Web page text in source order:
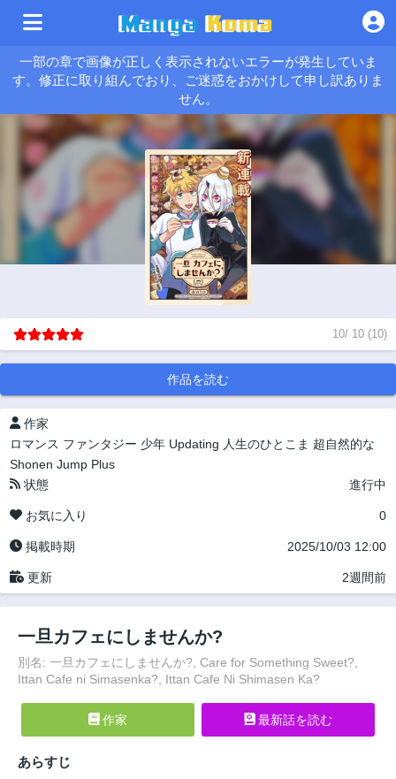
一部の章で画像が正しく表示されないエラーが発生していま
す。修正に取り組んでおり、ご迷惑をおかけして申し訳ありま
せん。
10/ 10 (10)
作品を読む
作家
ロマンス ファンタジー 少年 Updating 人生のひとこま 超自然的な
Shonen Jump Plus
状態
進行中
お気に入り 0
掲載時期 2025/10/03 12:00
更新 2週間前
一旦カフェにしませんか?
別名: 一旦カフェにしませんか?, Care for Something Sweet?,
Ittan Cafe ni Simasenka?, Ittan Cafe Ni Shimasen Ka?
作家 最新話を読む
あらすじ